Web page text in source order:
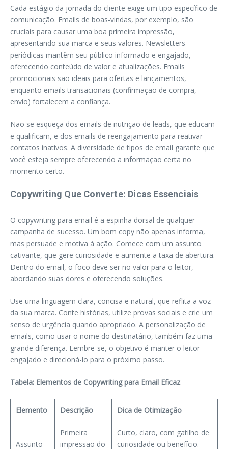
Cada estágio da jornada do cliente exige um tipo específico de
comunicação. Emails de boas-vindas, por exemplo, são
cruciais para causar uma boa primeira impressão,
apresentando sua marca e seus valores. Newsletters
periódicas mantêm seu público informado e engajado,
oferecendo conteúdo de valor e atualizações. Emails
promocionais são ideais para ofertas e lançamentos,
enquanto emails transacionais (confirmação de compra,
envio) fortalecem a confiança.
Não se esqueça dos emails de nutrição de leads, que educam
e qualificam, e dos emails de reengajamento para reativar
contatos inativos. A diversidade de tipos de email garante que
você esteja sempre oferecendo a informação certa no
momento certo.
Copywriting Que Converte: Dicas Essenciais
O copywriting para email é a espinha dorsal de qualquer
campanha de sucesso. Um bom copy não apenas informa,
mas persuade e motiva à ação. Comece com um assunto
cativante, que gere curiosidade e aumente a taxa de abertura.
Dentro do email, o foco deve ser no valor para o leitor,
abordando suas dores e oferecendo soluções.
Use uma linguagem clara, concisa e natural, que reflita a voz
da sua marca. Conte histórias, utilize provas sociais e crie um
senso de urgência quando apropriado. A personalização de
emails, como usar o nome do destinatário, também faz uma
grande diferença. Lembre-se, o objetivo é manter o leitor
engajado e direcioná-lo para o próximo passo.
Tabela: Elementos de Copywriting para Email Eficaz
Elemento Descrição Dica de Otimização
Assunto
Primeira
impressão do
Curto, claro, com gatilho de
curiosidade ou benefício.